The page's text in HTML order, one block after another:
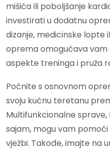
mišića ili poboljšanje
investirati u dodatnu
dizanje, medicinske lopte
oprema omogućava vam
aspekte treninga i pruža
Počnite s osnovnom
svoju kućnu teretanu
Multifunkcionalne
sajam, mogu vam
vježbi. Takođe, imajte na